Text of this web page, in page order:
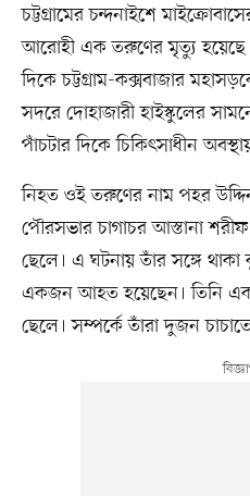
চট্টগ্রামের চন্দনাইশে
আরোহী এক তরুণের মৃত্যু
দিকে চট্টগ্রাম-কক্সবাজার
সদরে দোহাজারী হাইস্কুলের
পাঁচটার দিকে চিকিৎসাধীন
নিহত ওই তরুণের নাম পহর
পৌরসভার চাগাচর আস্তানা
ছেলে। এ ঘটনায় তাঁর সঙ্গে
একজন আহত হয়েছেন। তিনি
ছেলে। সম্পর্কে তাঁরা দুজন